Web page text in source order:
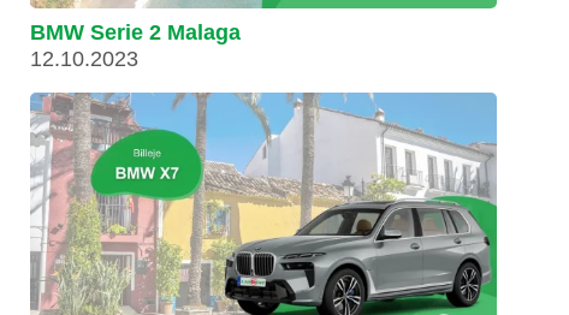
BMW Serie 2 Malaga
12.10.2023